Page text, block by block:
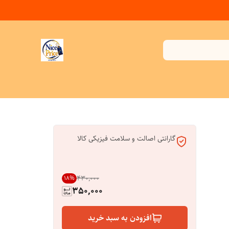
گارانتی اصالت و سلامت فیزیکی کالا
۴۳۰٬۰۰۰ 18%
350,000
افزودن به سبد خرید